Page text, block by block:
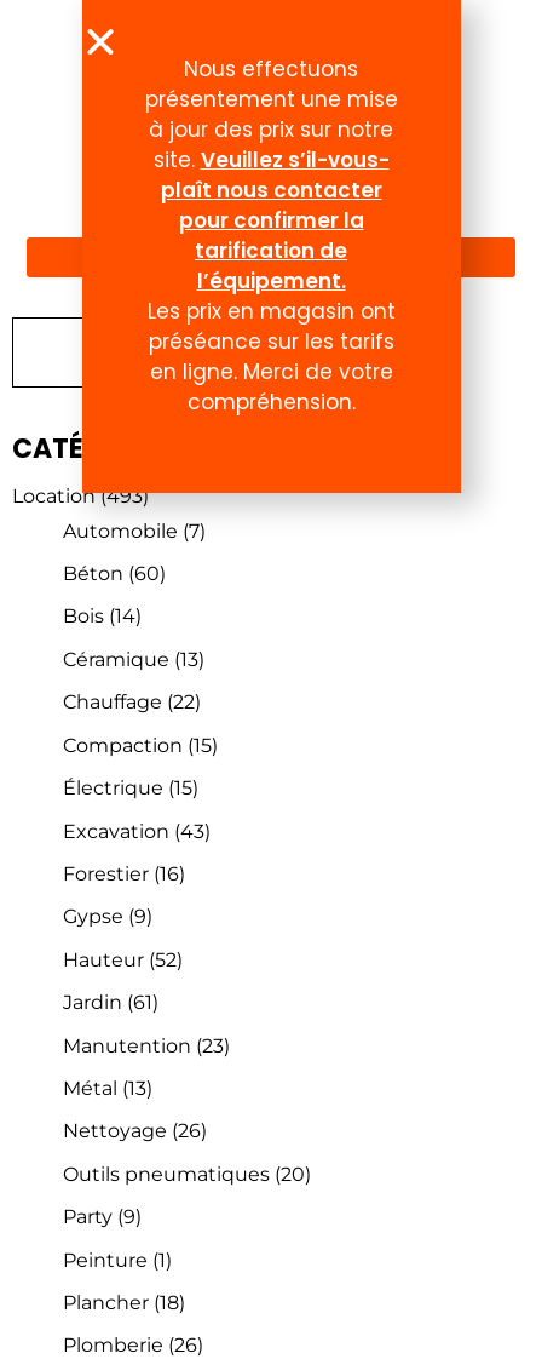
Compte
Chercher un produit
CATÉGORIES DE PRODUITS
Location (493)
Automobile (7)
Béton (60)
Bois (14)
Céramique (13)
Chauffage (22)
Compaction (15)
Électrique (15)
Excavation (43)
Forestier (16)
Gypse (9)
Hauteur (52)
Jardin (61)
Manutention (23)
Métal (13)
Nettoyage (26)
Outils pneumatiques (20)
Party (9)
Peinture (1)
Plancher (18)
Plomberie (26)
Nous effectuons
présentement une mise
à jour des prix sur notre
site. Veuillez s’il-vous-
plaît nous contacter
pour confirmer la
tarification de
l’équipement.
Les prix en magasin ont
préséance sur les tarifs
en ligne. Merci de votre
compréhension.